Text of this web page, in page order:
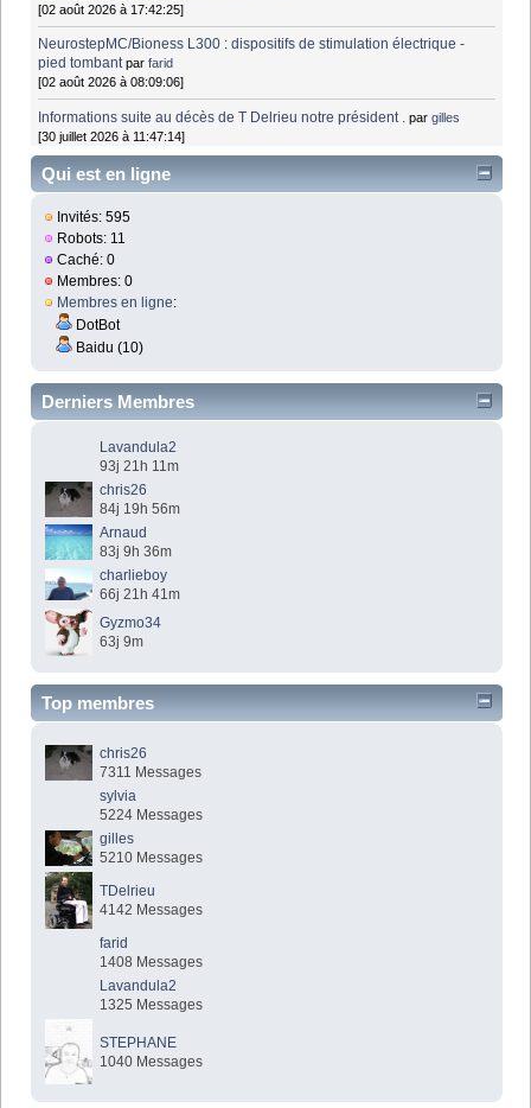
[02 août 2026 à 17:42:25]
NeurostepMC/Bioness L300 : dispositifs de stimulation électrique -
pied tombant parfarid
[02 août 2026 à 08:09:06]
Informations suite au décès de T Delrieu notre président . pargilles
[30 juillet 2026 à 11:47:14]
Qui est en ligne
Invités: 595
Robots: 11
Caché: 0
Membres: 0
Membres en ligne:
DotBot
Baidu (10)
Derniers Membres
Lavandula2
93j 21h 11m
chris26
84j 19h 56m
Arnaud
83j 9h 36m
charlieboy
66j 21h 41m
Gyzmo34
63j 9m
Top membres
chris26
7311 Messages
sylvia
5224 Messages
gilles
5210 Messages
TDelrieu
4142 Messages
farid
1408 Messages
Lavandula2
1325 Messages
STEPHANE
1040 Messages